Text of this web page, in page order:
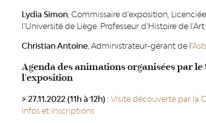
Lydia Simon, Commissaire d’exposition,
l'Université de Liège. Professeur d'Histoire de
Christian Antoine, Administrateur-gérant de l'
Agenda des animations organisées par
l'exposition
> 27.11.2022 (11h à 12h) : Visite découverte par la
Infos et inscriptions